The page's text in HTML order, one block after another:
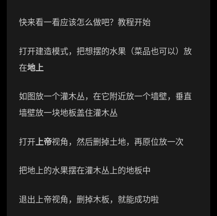
快来看一看应该怎么做吧？教程开始
打开建造模式，把想摆的水果（菜品也可以）放
在地上
如图放一个灌木丛，在它附近放一个墙壁，垂直
墙壁放一块地板盖住灌木丛
打开上帝视角，然后删掉土地，再原位放一次
把地上的水果摆在灌木丛上的地板中
退出上帝视角，删掉木板，就能成功啦